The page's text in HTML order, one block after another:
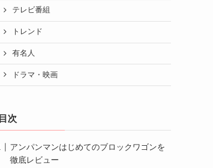
テレビ番組
トレンド
有名人
ドラマ・映画
目次
アンパンマンはじめてのブロックワゴンを
徹底レビュー